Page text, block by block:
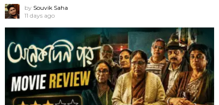
by Souvik Saha
11 days ago